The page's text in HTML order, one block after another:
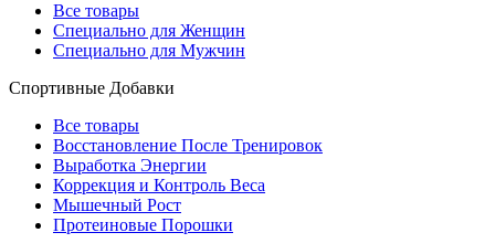
Все товары
Специально для Женщин
Специально для Мужчин
Спортивные Добавки
Все товары
Восстановление После Тренировок
Выработка Энергии
Коррекция и Контроль Веса
Мышечный Рост
Протеиновые Порошки